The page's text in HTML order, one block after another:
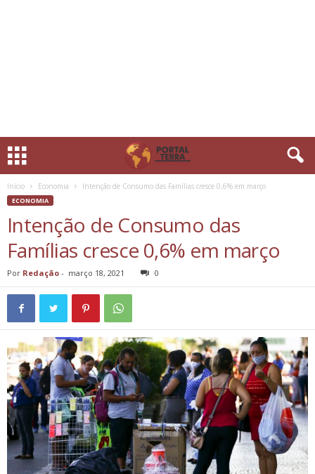
Início Economia Intenção de Consumo das Famílias cresce 0,6% em março
ECONOMIA
Intenção de Consumo das
Famílias cresce 0,6% em março
Por Redação - março 18, 2021 0